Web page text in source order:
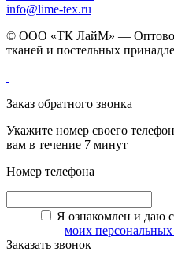
info@lime-tex.ru
© ООО «ТК ЛайМ» — Оптово-
тканей и постельных
Заказ обратного звонка
Укажите номер своего
вам в течение 7 минут
Номер телефона
Я ознакомлен и даю
моих
Заказать звонок